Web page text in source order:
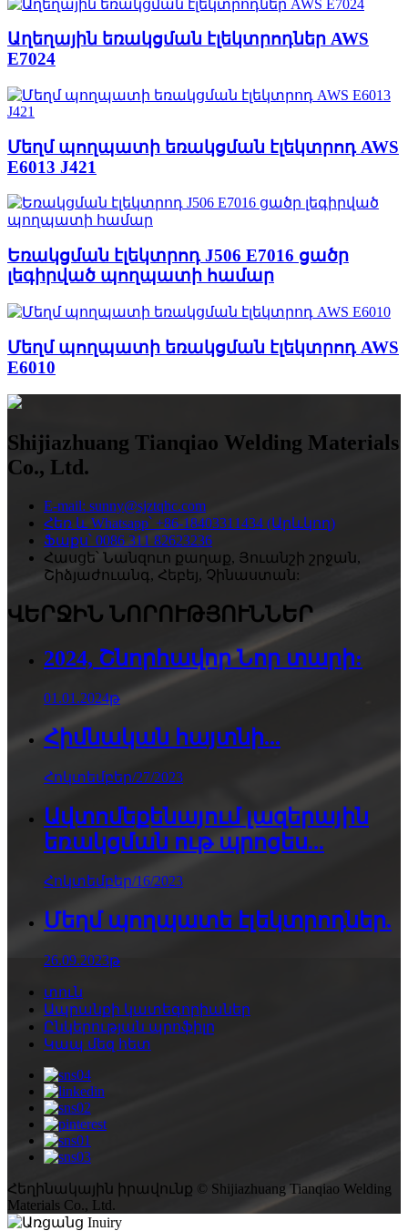
Աղեղային եռակցման էլեկտրոդներ AWS
E7024
Մեղմ պողպատի եռակցման էլեկտրոդ AWS
E6013 J421
Եռակցման էլեկտրոդ J506 E7016 ցածր
լեգիրված պողպատի համար
Մեղմ պողպատի եռակցման էլեկտրոդ AWS
E6010
Shijiazhuang Tianqiao Welding Materials
Co., Ltd.
E-mail: sunny@sjztqhc.com
Հեռ և Whatsapp՝ +86-18403311434 (Արևկող)
Ֆաքս՝ 0086 311 82623236
Հասցե՝ Նանզուո քաղաք, Յուանշի շրջան,
Շիձյաժուանգ, Հեբեյ, Չինաստան:
ՎԵՐՋԻՆ ՆՈՐՈՒԹՅՈՒՆՆԵՐ
2024, Շնորհավոր Նոր տարի:
01.01.2024թ
Հիմնական հայտնի...
Հոկտեմբեր/27/2023
Ավտոմեքենայում լազերային
եռակցման ութ պրոցես...
Հոկտեմբեր/16/2023
Մեղմ պողպատե էլեկտրոդներ.
26.09.2023թ
տուն
Ապրանքի կատեգորիաներ
Ընկերության պրոֆիլը
Կապ մեզ հետ
Հեղինակային իրավունք © Shijiazhuang Tianqiao Welding
Materials Co., Ltd.